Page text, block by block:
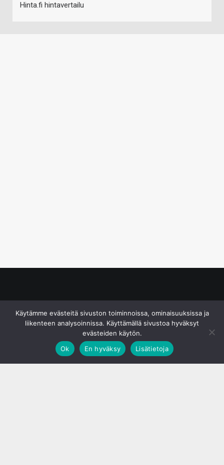
Hinta.fi hintavertailu
Käytämme evästeitä sivuston toiminnoissa, ominaisuuksissa ja
liikenteen analysoinnissa. Käyttämällä sivustoa hyväksyt
evästeiden käytön.
Ok
En hyväksy Lisätietoja